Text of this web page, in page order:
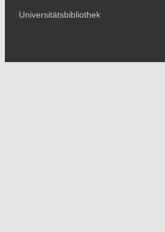
Universitätsbibliothek